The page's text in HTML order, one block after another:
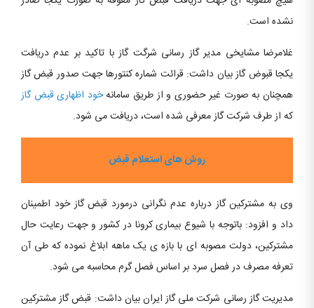
نشده است.
غلامرضا مشایخی مدیر گاز رسانی شرگت گاز با تاکید بر عدم دریافت
یکجا قبوض گاز بیان داشت: قرائت شماره کنتورها جهت صدور قبض گاز
همچنان به صورت غیر حضوری و از طریق سامانهخود اظهاری قبض گاز
که از طرف شرکت گاز معرفی شده است، دریافت می شود.
روش های استعلام قبض
وی به مشترکین گاز درباره عدم نگرانی درمورد قبض گاز خود اطمینان
داد و افزود: باتوجه با شیوع بیماری کرونا در کشور و جهت رعایت حال
مشترکین، دولت مصوبه ای با بازه ی یک ماهه ابلاغ نموده که طی آن
تعرفه مصرف در فصل سرد بر اساس فصل گرم محاسبه می شود.
مدیریت گاز رسانی شرکت ملی گاز ایران بیان داشت: قبض گاز مشترکین